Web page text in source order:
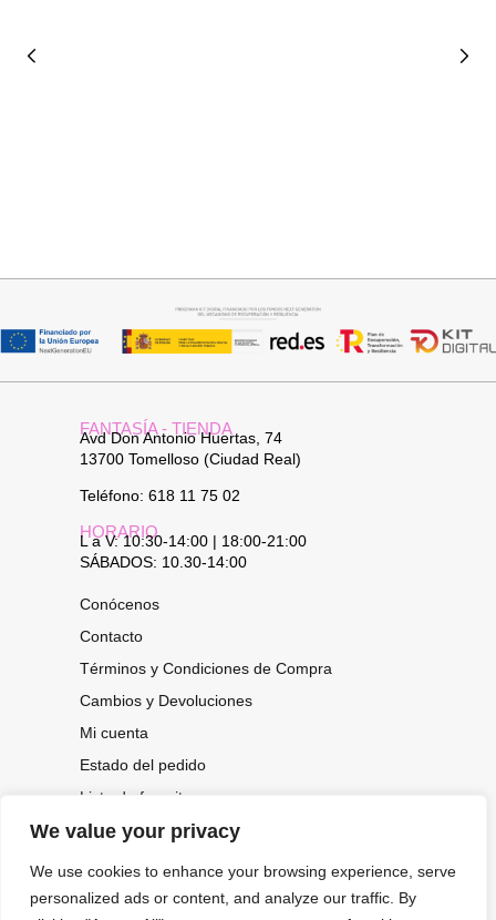
We value your privacy
We use cookies to enhance your browsing experience, serve
personalized ads or content, and analyze our traffic. By
FANTASÍA - TIENDA
Avd Don Antonio Huertas, 74
13700 Tomelloso (Ciudad Real)
Teléfono: 618 11 75 02
HORARIO
L a V: 10:30-14:00 | 18:00-21:00
SÁBADOS: 10.30-14:00
Conócenos
Contacto
Términos y Condiciones de Compra
Cambios y Devoluciones
Mi cuenta
Estado del pedido
Lista de favoritos
CONOCE NUESTRAS NOVEDADES,
OFERTAS...